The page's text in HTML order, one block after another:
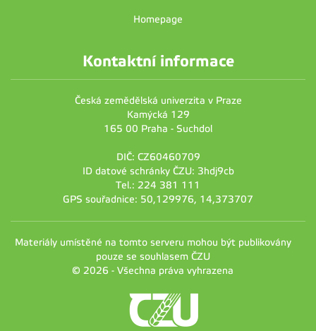
Homepage
Kontaktní informace
Česká zemědělská univerzita v Praze
Kamýcká 129
165 00 Praha - Suchdol
DIČ: CZ60460709
ID datové schránky ČZU: 3hdj9cb
Tel.: 224 381 111
GPS souřadnice: 50,129976, 14,373707
Materiály umístěné na tomto serveru mohou být publikovány
pouze se souhlasem ČZU
© 2026 - Všechna práva vyhrazena